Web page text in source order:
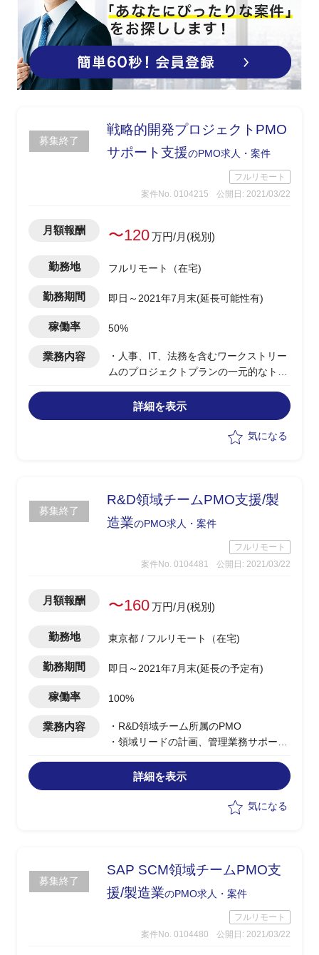
募集終了
戦略的開発プロジェクトPMO
サポート支援のPMO求人・案件
フルリモート
案件No. 0104215
公開日: 2021/03/22
月額報酬 〜120万円/月(税別)
勤務地 フルリモート（在宅)
勤務期間 即日～2021年7月末(延長可能性有)
稼働率 50%
業務内容
・人事、IT、法務を含むワークストリー
ムのプロジェクトプランの一元的なトラ
・ワークストリームと連携しながら、毎
週のプロジェクト会議のための週次状況
とプロジェクトチームとのコミュニケー
・資料を日本語→英語へと翻訳
・プロジェクト文書の作成サポート
・ドキュメントのセントラルレポジトリ
トを効果的に完了させるために、プロジ
詳細を表示
気になる
募集終了
R&D領域チームPMO支援/製
造業のPMO求人・案件
フルリモート
案件No. 0104481
公開日: 2021/03/22
月額報酬 〜160万円/月(税別)
勤務地 東京都 / フルリモート（在宅)
勤務期間 即日～2021年7月末(延長の予定有)
稼働率 100%
業務内容
・R&D領域チーム所属のPMO
・領域リードの計画、管理業務サポート
業務遂行アプローチをアライン
・会議のファシリテーション、進行をサ
詳細を表示
気になる
募集終了
SAP SCM領域チームPMO支
援/製造業のPMO求人・案件
フルリモート
案件No. 0104480
公開日: 2021/03/22